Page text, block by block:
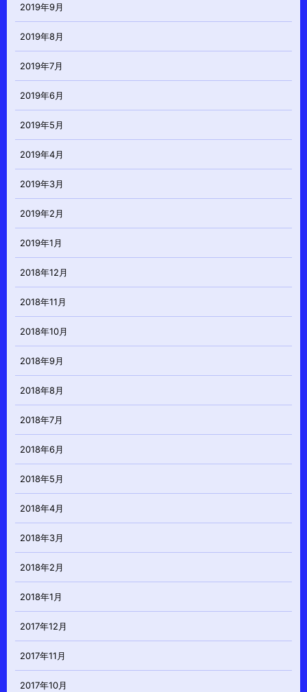
2019年9月
2019年8月
2019年7月
2019年6月
2019年5月
2019年4月
2019年3月
2019年2月
2019年1月
2018年12月
2018年11月
2018年10月
2018年9月
2018年8月
2018年7月
2018年6月
2018年5月
2018年4月
2018年3月
2018年2月
2018年1月
2017年12月
2017年11月
2017年10月